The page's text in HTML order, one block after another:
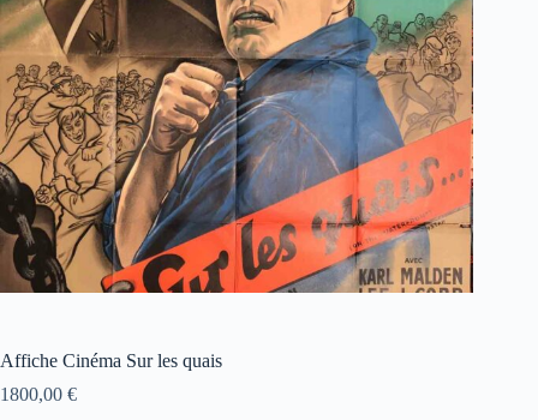
Affiche Cinéma Sur les quais
1800,00 €